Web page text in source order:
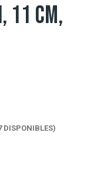
11 CM,
DISPONIBLES)